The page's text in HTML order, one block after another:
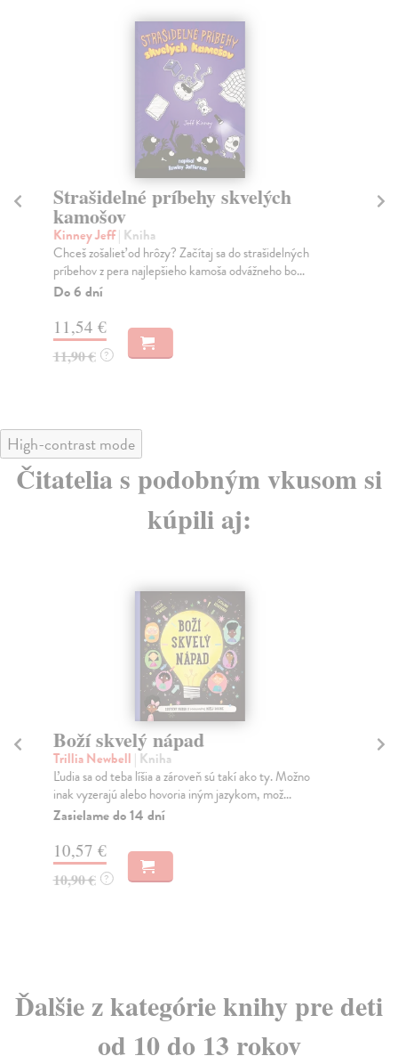
Strašidelné príbehy skvelých
kamošov
Kinney Jeff| Kniha
Chceš zošalieť od hrôzy? Začítaj sa do strašidelných
príbehov z pera najlepšieho kamoša odvážneho bo...
Do 6 dní
11,54 €
11,90 € ?
High-contrast mode
Čitatelia s podobným vkusom si
kúpili aj:
Boží skvelý nápad
Trillia Newbell | Kniha
Ľudia sa od teba líšia a zároveň sú takí ako ty. Možno
inak vyzerajú alebo hovoria iným jazykom, mož...
Zasielame do 14 dní
10,57 €
10,90 € ?
Ďalšie z kategórie knihy pre deti
od 10 do 13 rokov